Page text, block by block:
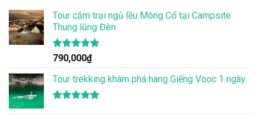
Tour cắm trại ngủ lều Mông Cổ tại Campsite
Thung lũng Đèn
Được xếp
hạng
5.00
5 sao
790,000₫
Tour trekking khám phá hang Giếng Voọc 1 ngày